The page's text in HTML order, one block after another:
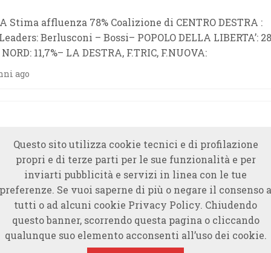
Stima affluenza 78% Coalizione di CENTRO DESTRA :
Berlusconi – Bossi– POPOLO DELLA LIBERTA’:
11,7%– LA DESTRA, F.TRIC, F.NUOVA:
ago
Questo sito utilizza cookie tecnici e di profilazione
propri e di terze parti per le sue funzionalità e per
inviarti pubblicità e servizi in linea con le tue
preferenze. Se vuoi saperne di più o negare il consenso a
tutti o ad alcuni cookie Privacy Policy. Chiudendo
questo banner, scorrendo questa pagina o cliccando
qualunque suo elemento acconsenti all’uso dei cookie.